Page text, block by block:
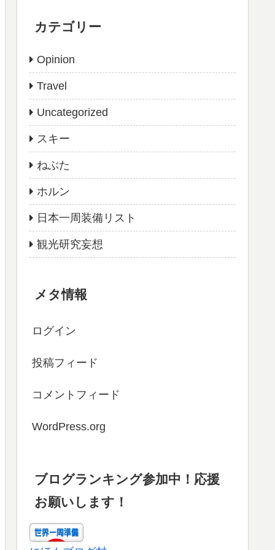
カテゴリー
Opinion
Travel
Uncategorized
スキー
ねぶた
ホルン
日本一周装備リスト
観光研究妄想
メタ情報
ログイン
投稿フィード
コメントフィード
WordPress.org
ブログランキング参加中！応援
お願いします！